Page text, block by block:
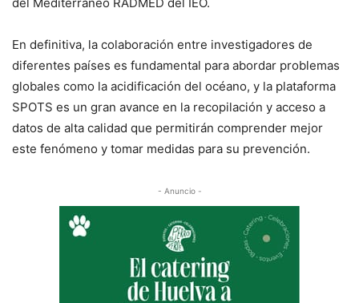
En definitiva, la colaboración entre investigadores de
diferentes países es fundamental para abordar problemas
globales como la acidificación del océano, y la plataforma
SPOTS es un gran avance en la recopilación y acceso a
datos de alta calidad que permitirán comprender mejor
este fenómeno y tomar medidas para su prevención.
- Anuncio -